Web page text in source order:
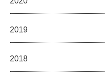
2019
2018